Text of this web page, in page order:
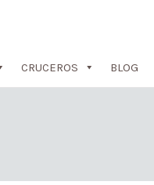
CRUCEROS BLOG